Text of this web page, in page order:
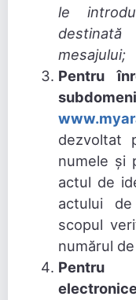
le
mesajului;
Pentru
dezvoltat
numele și
actul de
actului
scopul
numărul
Pentru